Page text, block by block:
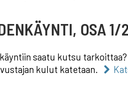
OSA 1/
saatu kutsu
kulut katetaan.